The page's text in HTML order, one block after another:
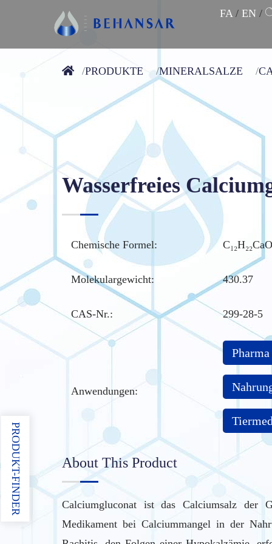
FA/ EN/
PRODUKTE MINERALSALZE
Wasserfreies
Chemische Formel:
Molekulargewicht: 430.37
CAS-Nr.: 299-28-5
Anwendungen:
Pharma
About This Product
Calciumgluconat ist das Calciumsalz der
Medikament bei Calciummangel in der
PRODUKT-FINDER